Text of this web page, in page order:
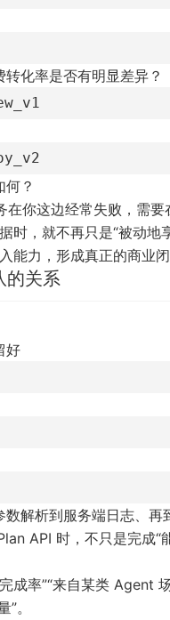
转化率是否有明显差异？
？
你这边经常失败，需
时，就不再只是“被动
能力，形成真正的商业
的关系
好
解析到服务端日志、
API 时，不只是完成“
成率”“来自某类 Agent
。